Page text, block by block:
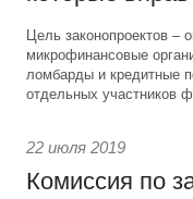
Цель законопроектов –
микрофинансовые
ломбарды и кредитные
отдельных участников
22 июля 2019
Комиссия по